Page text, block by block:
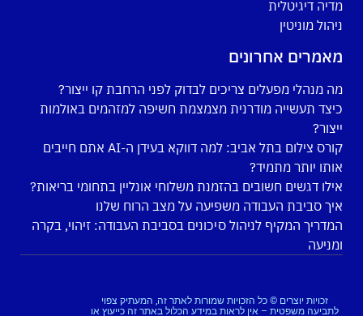
מדיה דיגיטלית
ניהול מוניטין
מאמרים אחרונים
מה מנהלי מפעלים צריכים לבדוק לפני הרחבת קו ייצור?
כיצד תעשייה מודרנית מצמצמת חשיפה למזהמים באולמות
ייצור?
קורס צילום בתל אביב: למה דווקא בעידן ה-AI אתם חייבים
אותו יותר מתמיד?
אילו דגשים חשובים בהזמנת משלוחי אונליין בתחומי בריאות?
איך סביבת העבודה משפיעה על מצב הרוח שלנו
המדריך המקיף לניהול סיכונים בסביבת העבודה: זיהוי, בקרה
ומניעה
זכויות יוצרים © כל הזכויות שמורות לאתר זה, המעתיק צפוי
לתביעה משפטית – אין לראות במידע הכלול באתר זה כייעוץ או